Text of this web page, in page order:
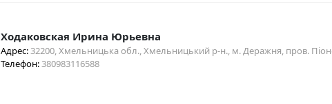
Ходаковская Ирина Юрьевна
Адрес:32200, Хмельницька обл., Хмельницький р-н., м. Деражня, пров.
Телефон:380983116588